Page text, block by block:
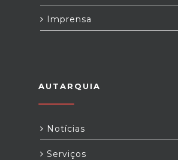
Imprensa
AUTARQUIA
Notícias
Serviços